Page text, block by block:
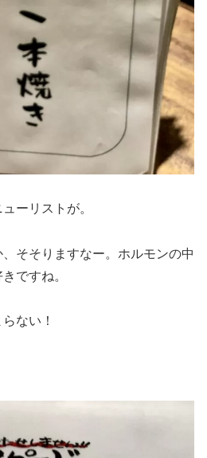
ーリストが。
そそりますなー。ホルモンの中
ですね。
ない！